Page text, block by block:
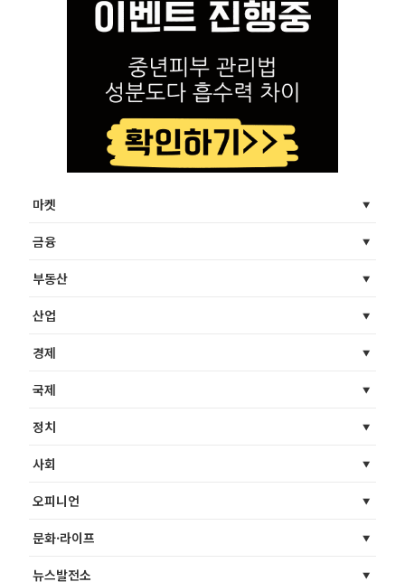
마켓
금융
부동산
산업
경제
국제
정치
사회
오피니언
문화·라이프
뉴스발전소